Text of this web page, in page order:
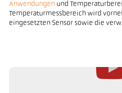
Anwendungenund
Temperaturmessbereich wird
eingesetzten Sensor sowie die